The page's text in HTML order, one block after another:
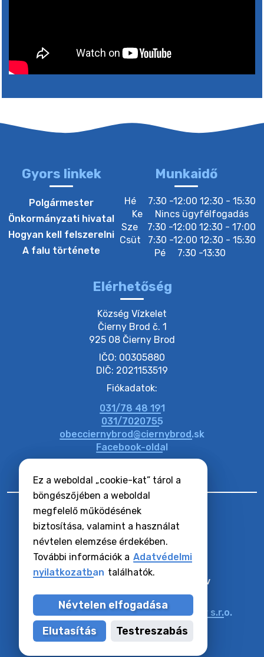
Ez a weboldal „cookie-kat” tárol a
böngészőjében a weboldal
megfelelő működésének
biztosítása, valamint a használat
névtelen elemzése érdekében.
További információk a Adatvédelmi
nyilatkozatban találhatók.
Névtelen elfogadása
Elutasítás
Testreszabás
2. augusztus 2026 15:30
20. július 2026 12:40
20. július 2026 12:38
20. július 2026 11:51
20. július 2026 11:31
Gyors linkek
Polgármester
Önkormányzati hivatal
Hogyan kell felszerelni
A falu története
Munkaidő
Hé
7:30 -12:00 12:30 - 15:30
Ke
Nincs ügyfélfogadás
Sze
7:30 -12:00 12:30 - 17:00
Csüt
7:30 -12:00 12:30 - 15:30
Pé
7:30 -13:30
Elérhetőség
Község Vízkelet
Čierny Brod č. 1
925 08 Čierny Brod
IČO: 00305880
DIČ: 2021153519
Fiókadatok:
031/78 48 191
031/7020755
obecciernybrod@ciernybrod.sk
Facebook-oldal
Hozzáférhetőségi nyilatkozat
Zásady ochrany osobných údajov
Cookie-k beállítása
Műszaki üzemeltető:Alphabet partner s.r.o.
Tartalomkezelő:Község Vízkelet
Utoljára frissítve:06.08.2026